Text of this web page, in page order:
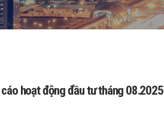
hoạt động đầu tư tháng 08.2025